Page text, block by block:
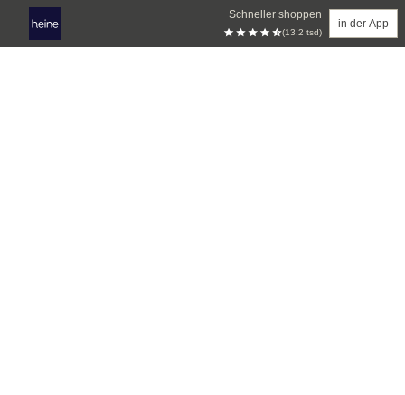
Schneller shoppen
(13.2 tsd)
in der App